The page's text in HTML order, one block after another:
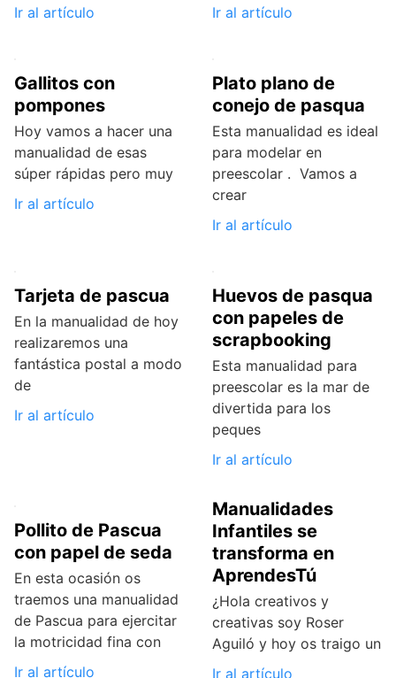
Ir al artículo Ir al artículo
Gallitos con
pompones
Hoy vamos a hacer una
manualidad de esas
súper rápidas pero muy
Ir al artículo
Plato plano de
conejo de pasqua
Esta manualidad es ideal
para modelar en
preescolar . Vamos a
crear
Ir al artículo
Tarjeta de pascua
En la manualidad de hoy
realizaremos una
fantástica postal a modo
de
Ir al artículo
Huevos de pasqua
con papeles de
scrapbooking
Esta manualidad para
preescolar es la mar de
divertida para los
peques
Ir al artículo
Pollito de Pascua
con papel de seda
En esta ocasión os
traemos una manualidad
de Pascua para ejercitar
la motricidad fina con
Ir al artículo
Manualidades
Infantiles se
transforma en
AprendesTú
¿Hola creativos y
creativas soy Roser
Aguiló y hoy os traigo un
Ir al artículo